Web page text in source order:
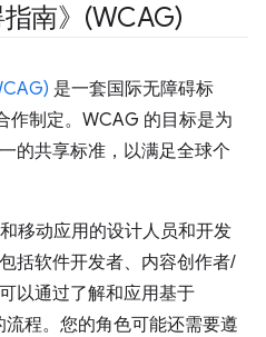
指南》(WCAG)
是一套国际无障碍标
作制定。WCAG 的目标是为
的共享标准，以满足全球个
移动应用的设计人员和开发
括软件开发者、内容创作者/
以通过了解和应用基于
程。您的角色可能还需要遵